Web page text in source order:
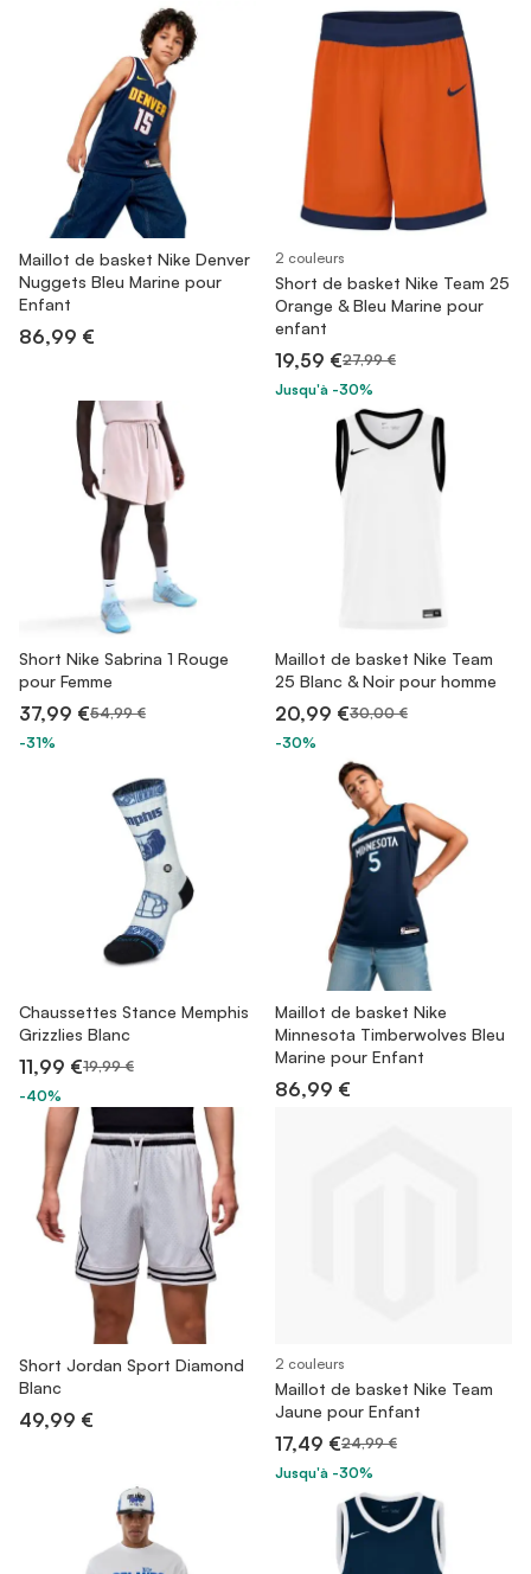
Maillot de basket Nike Denver
Nuggets Bleu Marine pour
Enfant
86,99 €
2 couleurs
Short de basket Nike Team 25
Orange & Bleu Marine pour
enfant
19,59 €27,99 €
Jusqu'à -30%
Short Nike Sabrina 1 Rouge
pour Femme
37,99 €54,99 €
-31%
Maillot de basket Nike Team
25 Blanc & Noir pour homme
20,99 €30,00 €
-30%
Chaussettes Stance Memphis
Grizzlies Blanc
11,99 €19,99 €
-40%
Maillot de basket Nike
Minnesota Timberwolves Bleu
Marine pour Enfant
86,99 €
Short Jordan Sport Diamond
Blanc
49,99 €
2 couleurs
Maillot de basket Nike Team
Jaune pour Enfant
17,49 €24,99 €
Jusqu'à -30%